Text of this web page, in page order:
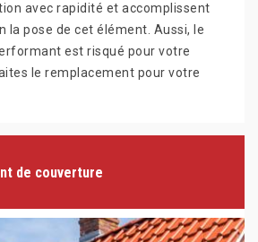
avec rapidité et accomplissent
la pose de cet élément. Aussi, le
est risqué pour votre
le remplacement pour votre
de couverture